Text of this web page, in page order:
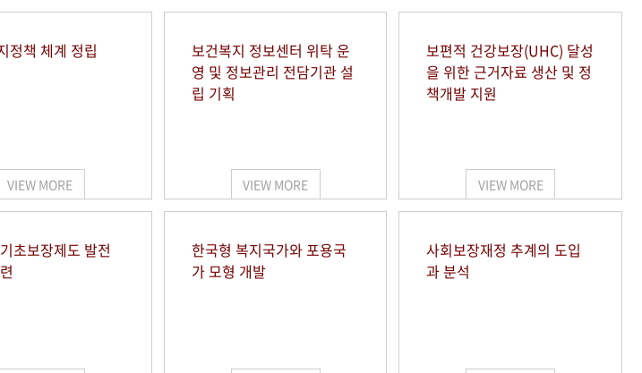
정책 체계 정립
VIEW MORE
보건복지 정보센터 위탁 운
영 및 정보관리 전담기관 설
립 기획
VIEW MORE
보편적 건강보장(UHC) 달성
을 위한 근거자료 생산 및 정
책개발 지원
VIEW MORE
초보장제도 발전
한국형 복지국가와 포용국
가 모형 개발
사회보장재정 추계의 도입
과 분석